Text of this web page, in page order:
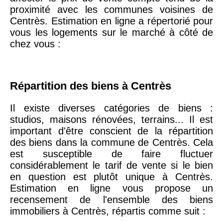
arrondissement
75019 -Paris
19ème
51100 -Reims 3 036 € 2 667 €
75013 -Paris
13ème
arrondissement
10 073 € 11 085 €
76600 - Le Havre 2 455 € 2 453 €
42000 -Saint-
Étienne
1 404 € 2 013 €
proximité avec les communes voisines de
Centrès. Estimation en ligne a répertorié pour
vous les logements sur le marché à côté de
chez vous :
Répartition des biens à Centrès
Il existe diverses catégories de biens :
studios, maisons rénovées, terrains... Il est
important d'être conscient de la répartition
des biens dans la commune de Centrès. Cela
est susceptible de faire fluctuer
considérablement le tarif de vente si le bien
en question est plutôt unique à Centrès.
Estimation en ligne vous propose un
recensement de l'ensemble des biens
immobiliers à Centrès, répartis comme suit :